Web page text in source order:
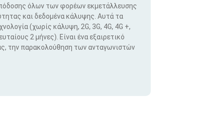
όλων των φορέων εκμετάλλευσης
και δεδομένα κάλυψης. Αυτά τα
(χωρίς κάλυψη, 2G, 3G, 4G, 4G +,
2 μήνες). Είναι ένα εξαιρετικό
την παρακολούθηση των ανταγωνιστών